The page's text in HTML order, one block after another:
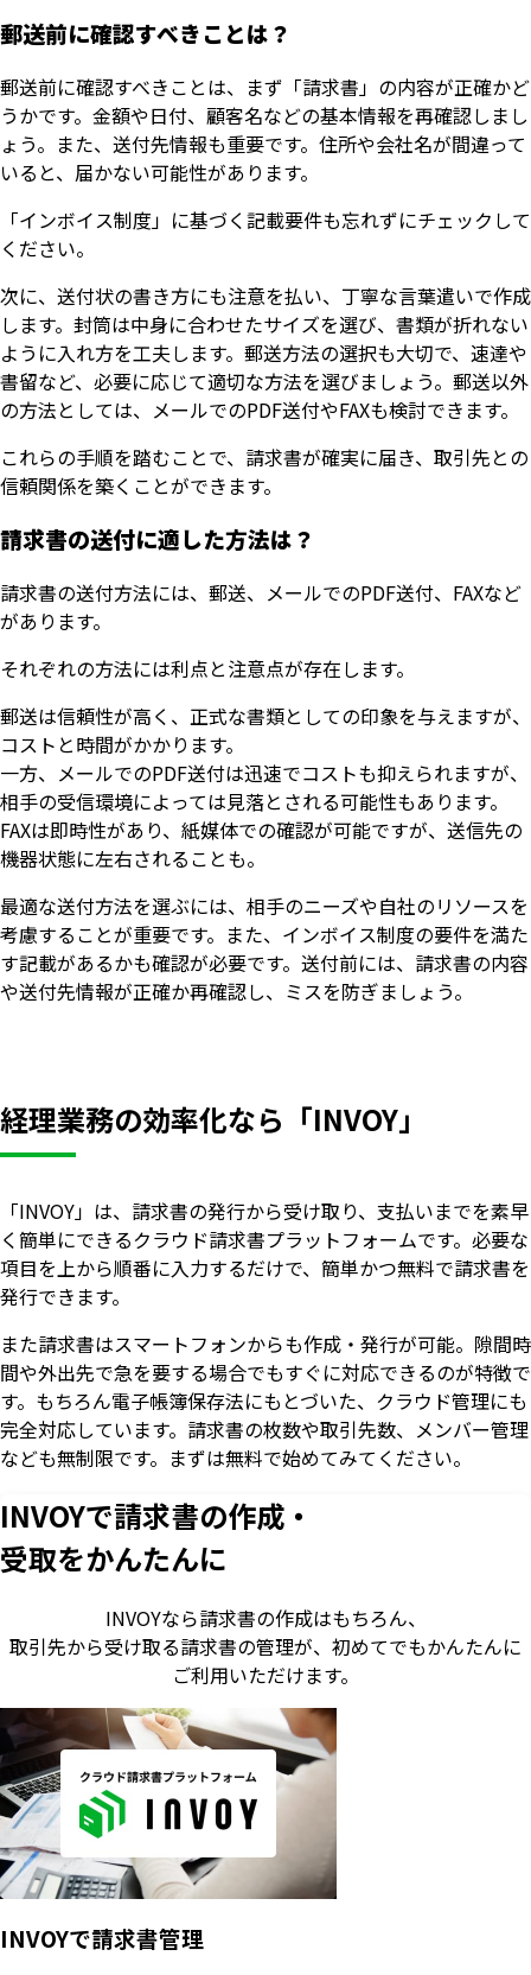
郵送前に確認すべきことは？
郵送前に確認すべきことは、まず「請求書」の内容が正確かど
うかです。金額や日付、顧客名などの基本情報を再確認しまし
ょう。また、送付先情報も重要です。住所や会社名が間違って
いると、届かない可能性があります。
「インボイス制度」に基づく記載要件も忘れずにチェックして
ください。
次に、送付状の書き方にも注意を払い、丁寧な言葉遣いで作成
します。封筒は中身に合わせたサイズを選び、書類が折れない
ように入れ方を工夫します。郵送方法の選択も大切で、速達や
書留など、必要に応じて適切な方法を選びましょう。郵送以外
の方法としては、メールでのPDF送付やFAXも検討できます。
これらの手順を踏むことで、請求書が確実に届き、取引先との
信頼関係を築くことができます。
請求書の送付に適した方法は？
請求書の送付方法には、郵送、メールでのPDF送付、FAXなど
があります。
それぞれの方法には利点と注意点が存在します。
郵送は信頼性が高く、正式な書類としての印象を与えますが、
コストと時間がかかります。
一方、メールでのPDF送付は迅速でコストも抑えられますが、
相手の受信環境によっては見落とされる可能性もあります。
FAXは即時性があり、紙媒体での確認が可能ですが、送信先の
機器状態に左右されることも。
最適な送付方法を選ぶには、相手のニーズや自社のリソースを
考慮することが重要です。また、インボイス制度の要件を満た
す記載があるかも確認が必要です。送付前には、請求書の内容
や送付先情報が正確か再確認し、ミスを防ぎましょう。
経理業務の効率化なら「INVOY」
「INVOY」は、請求書の発行から受け取り、支払いまでを素早
く簡単にできるクラウド請求書プラットフォームです。必要な
項目を上から順番に入力するだけで、簡単かつ無料で請求書を
発行できます。
また請求書はスマートフォンからも作成・発行が可能。隙間時
間や外出先で急を要する場合でもすぐに対応できるのが特徴で
す。もちろん電子帳簿保存法にもとづいた、クラウド管理にも
完全対応しています。請求書の枚数や取引先数、メンバー管理
なども無制限です。まずは無料で始めてみてください。
INVOYで請求書の作成・
受取をかんたんに
INVOYなら請求書の作成はもちろん、
取引先から受け取る請求書の管理が、 初めてでもかんたんに
ご利用いただけます。
INVOYで請求書管理